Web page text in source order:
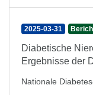
2025-03-31
Diabetische
Ergebnisse der
Nationale